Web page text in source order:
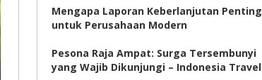
Mengapa Laporan Keberlanjutan Penting
untuk Perusahaan Modern
Pesona Raja Ampat: Surga Tersembunyi
yang Wajib Dikunjungi – Indonesia Travel